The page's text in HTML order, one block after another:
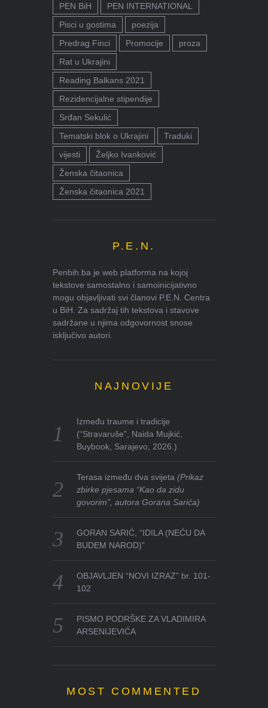
PEN BiH
PEN INTERNATIONAL
Pisci u gostima
poezija
Predrag Finci
Promocije
proza
Rat u Ukrajini
Reading Balkans 2021
Rezidencijalne stipendije
Srđan Sekulić
Tematski blok o Ukrajini
Traduki
vijesti
Željko Ivanković
Ženska čitaonica
Ženska čitaonica 2021
P.E.N.
Penbih.ba je web platforma na kojoj
tekstove samostalno i samoinicijativno
mogu objavljivati svi članovi P.E.N. Centra
u BiH. Za sadržaj tih tekstova i stavove
sadržane u njima odgovornost snose
isključivo autori.
NAJNOVIJE
Između traume i tradicije
(“Stravaruše”, Naida Mujkić,
Buybook, Sarajevo, 2026.)
Terasa između dva svijeta(Prikaz
zbirke pjesama “Kao da zidu
govorim”, autora Gorana Sarića)
GORAN SARIĆ, “IDILA (NEĆU DA
BUDEM NAROD)”
OBJAVLJEN “NOVI IZRAZ” br. 101-
102
PISMO PODRŠKE ZA VLADIMIRA
ARSENIJEVIĆA
MOST COMMENTED